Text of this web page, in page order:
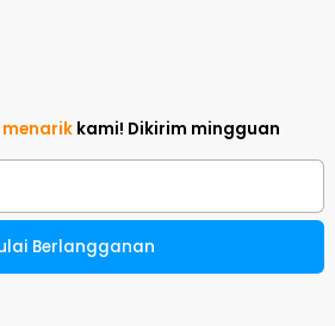
kami! Dikirim mingguan
Berlangganan